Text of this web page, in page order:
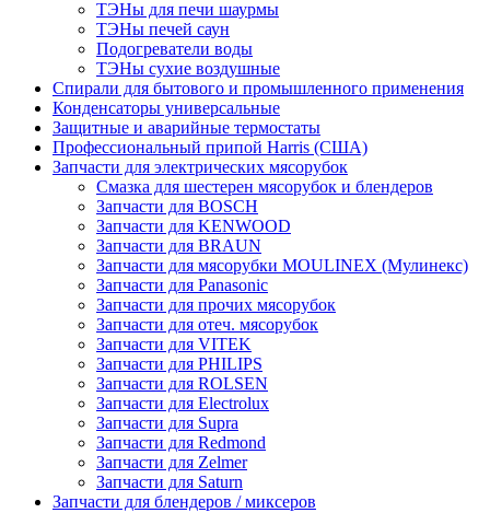
ТЭНы для печи шаурмы
ТЭНы печей саун
Подогреватели воды
ТЭНы сухие воздушные
Спирали для бытового и промышленного применения
Конденсаторы универсальные
Защитные и аварийные термостаты
Профессиональный припой Harris (США)
Запчасти для электрических мясорубок
Смазка для шестерен мясорубок и блендеров
Запчасти для BOSCH
Запчасти для KENWOOD
Запчасти для BRAUN
Запчасти для мясорубки MOULINEX (Мулинекс)
Запчасти для Panasonic
Запчасти для прочих мясорубок
Запчасти для отеч. мясорубок
Запчасти для VITEK
Запчасти для PHILIPS
Запчасти для ROLSEN
Запчасти для Electrolux
Запчасти для Supra
Запчасти для Redmond
Запчасти для Zelmer
Запчасти для Saturn
Запчасти для блендеров / миксеров